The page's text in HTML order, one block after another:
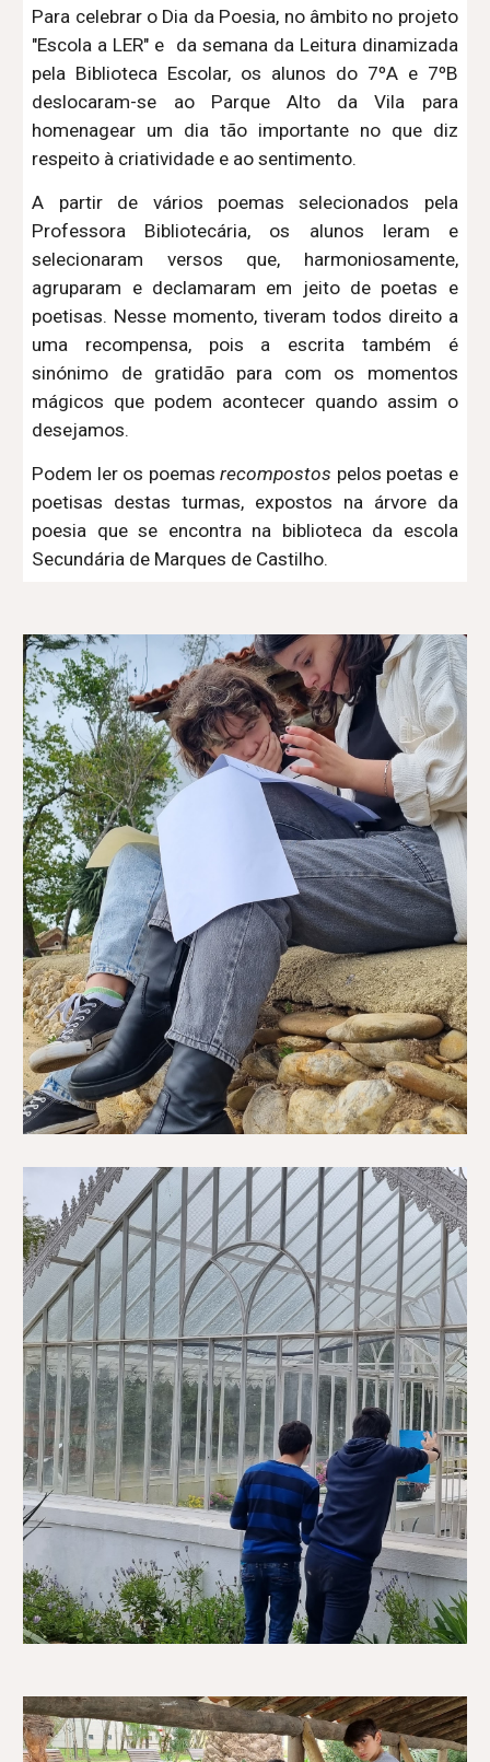
Para celebrar o Dia da Poesia, no âmbito no projeto
"Escola a LER" e da semana da Leitura dinamizada
pela Biblioteca Escolar, os alunos do 7ºA e 7ºB
deslocaram-se ao Parque Alto da Vila para
homenagear um dia tão importante no que diz
respeito à criatividade e ao sentimento.
A partir de vários poemas selecionados pela
Professora Bibliotecária, os alunos leram e
selecionaram versos que, harmoniosamente,
agruparam e declamaram em jeito de poetas e
poetisas. Nesse momento, tiveram todos direito a
uma recompensa, pois a escrita também é
sinónimo de gratidão para com os momentos
mágicos que podem acontecer quando assim o
desejamos.
Podem ler os poemasrecompostos pelos poetas e
poetisas destas turmas, expostos na árvore da
poesia que se encontra na biblioteca da escola
Secundária de Marques de Castilho.